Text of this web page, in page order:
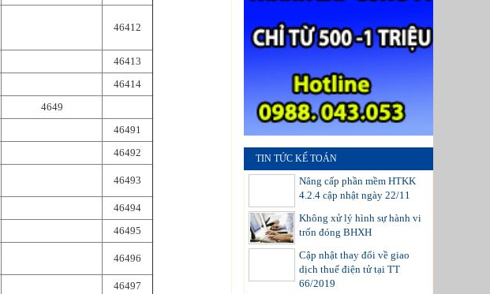
46412
46413
46414
4649
46491
46492
46493
46494
46495
46496
46497
TIN TỨC KẾ TOÁN
Nâng cấp phần mềm HTKK
4.2.4 cập nhật ngày 22/11
Không xử lý hình sự hành vi
trốn đóng BHXH
Cập nhật thay đổi về giao
dịch thuế điện tử tại TT
66/2019